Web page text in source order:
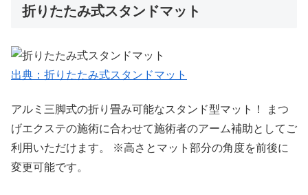
折りたたみ式スタンドマット
出典：折りたたみ式スタンドマット
アルミ三脚式の折り畳み可能なスタンド型マット！ まつ
げエクステの施術に合わせて施術者のアーム補助としてご
利用いただけます。 ※高さとマット部分の角度を前後に
変更可能です。